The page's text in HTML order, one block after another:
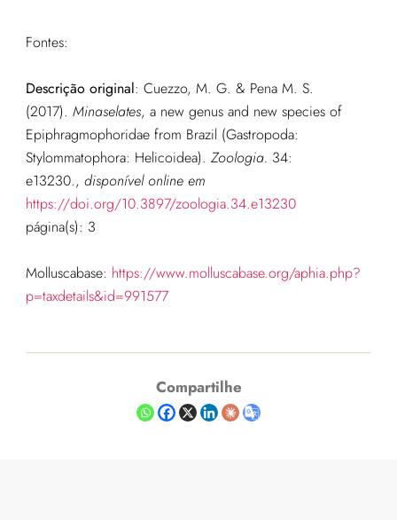
Fontes:
Descrição original: Cuezzo, M. G. & Pena M. S.
(2017). Minaselates, a new genus and new species of
Epiphragmophoridae from Brazil (Gastropoda:
Stylommatophora: Helicoidea). Zoologia. 34:
e13230., disponível online em
https://doi.org/10.3897/zoologia.34.e13230
página(s): 3
Molluscabase: https://www.molluscabase.org/aphia.php?
p=taxdetails&id=991577
Compartilhe